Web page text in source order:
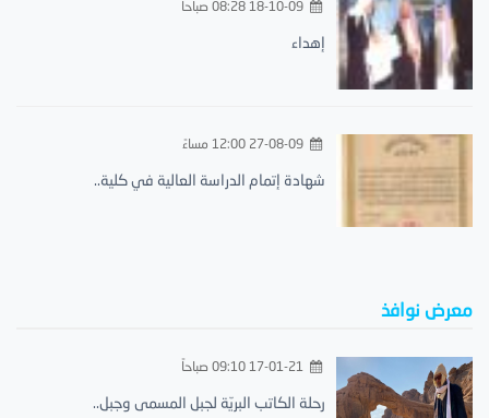
18-10-09 08:28 صباحاً
إهداء
27-08-09 12:00 مساءً
شهادة إتمام الدراسة العالية في كلية..
معرض نوافذ
17-01-21 09:10 صباحاً
رحلة الكاتب البريّة لجبل المسمى وجبل..